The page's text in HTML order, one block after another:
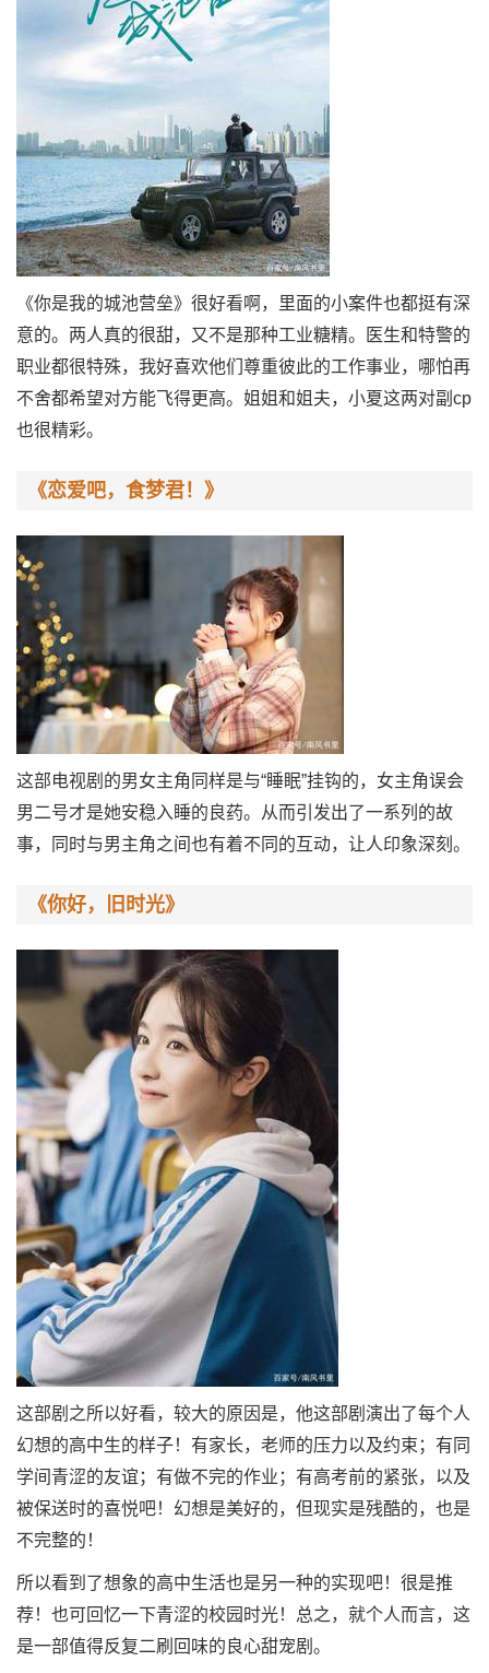
《你是我的城池营垒》很好看啊，里面的小案件也都挺有深
意的。两人真的很甜，又不是那种工业糖精。医生和特警的
职业都很特殊，我好喜欢他们尊重彼此的工作事业，哪怕再
不舍都希望对方能飞得更高。姐姐和姐夫，小夏这两对副cp
也很精彩。
《恋爱吧，食梦君！》
这部电视剧的男女主角同样是与“睡眠”挂钩的，女主角误会
男二号才是她安稳入睡的良药。从而引发出了一系列的故
事，同时与男主角之间也有着不同的互动，让人印象深刻。
《你好，旧时光》
这部剧之所以好看，较大的原因是，他这部剧演出了每个人
幻想的高中生的样子！有家长，老师的压力以及约束；有同
学间青涩的友谊；有做不完的作业；有高考前的紧张，以及
被保送时的喜悦吧！幻想是美好的，但现实是残酷的，也是
不完整的！
所以看到了想象的高中生活也是另一种的实现吧！很是推
荐！也可回忆一下青涩的校园时光！总之，就个人而言，这
是一部值得反复二刷回味的良心甜宠剧。